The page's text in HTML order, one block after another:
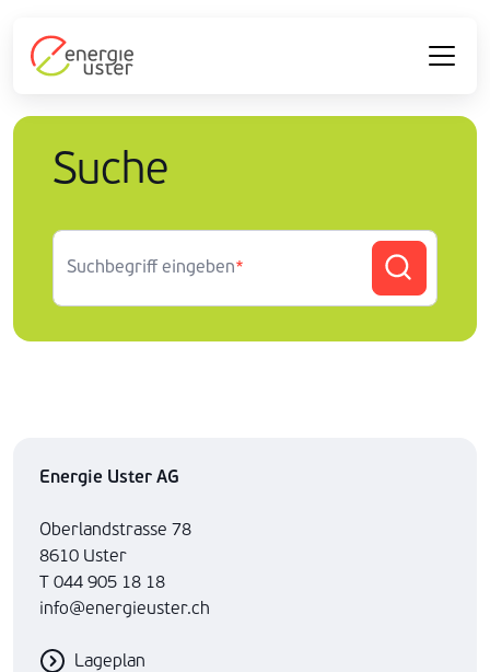
Suche
Suchbegriff eingeben*
Energie Uster AG
Oberlandstrasse 78
8610 Uster
T 044 905 18 18
info@energieuster.ch
Lageplan